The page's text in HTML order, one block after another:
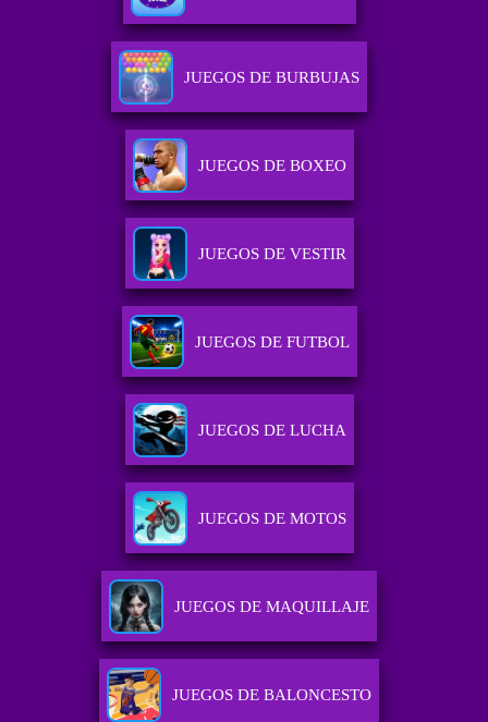
JUEGOS DE BURBUJAS
JUEGOS DE BOXEO
JUEGOS DE VESTIR
JUEGOS DE FUTBOL
JUEGOS DE LUCHA
JUEGOS DE MOTOS
JUEGOS DE MAQUILLAJE
JUEGOS DE BALONCESTO